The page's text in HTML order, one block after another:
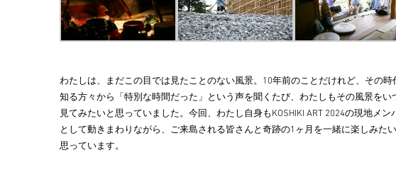
わたしは、まだこの目では見たことのない風景。10年前のことだけれど、その時
知る方々から「特別な時間だった」という声を聞くたび、わたしもその風景をい
見てみたいと思っていました。今回、わたし自身もKOSHIKI ART 2024の現地メン
として動きまわりながら、ご来島される皆さんと奇跡の1ヶ月を一緒に楽しみた
思っています。